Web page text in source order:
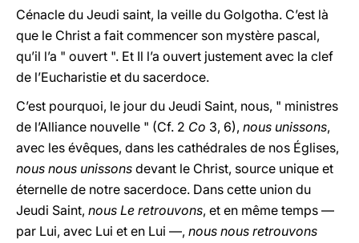
Cénacle du Jeudi saint, la veille du Golgotha. C’est là
que le Christ a fait commencer son mystère pascal,
qu’il l’a " ouvert ". Et Il l’a ouvert justement avec la clef
de l’Eucharistie et du sacerdoce.
C’est pourquoi, le jour du Jeudi Saint, nous, " ministres
de l’Alliance nouvelle " (Cf. 2 Co 3, 6), nous unissons,
avec les évêques, dans les cathédrales de nos Églises,
nous nous unissons devant le Christ, source unique et
éternelle de notre sacerdoce. Dans cette union du
Jeudi Saint, nous Le retrouvons, et en même temps —
par Lui, avec Lui et en Lui —, nous nous retrouvons